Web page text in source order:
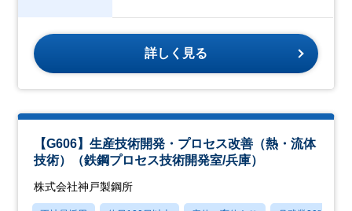
詳しく見る
【G606】生産技術開発・プロセス改善（熱・流体
技術）（鉄鋼プロセス技術開発室/兵庫）
株式会社神戸製鋼所